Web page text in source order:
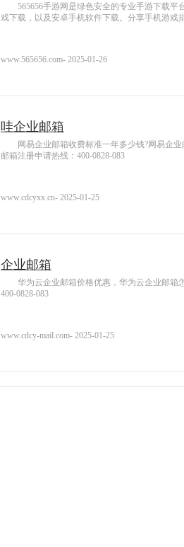
565656手游网是绿色安全的专业手游下载
戏下载，以及安卓手机软件下载。分享手机游戏
www.565656.com- 2025-01-26
哇企业邮箱
网易企业邮箱收费标准一年多少钱?网易企
邮箱注册申请热线：400-0828-083
www.cdcyxx.cn- 2025-01-25
企业邮箱
华为云企业邮箱价格优惠，华为云企业邮箱
400-0828-083
www.cdcy-mail.com- 2025-01-25